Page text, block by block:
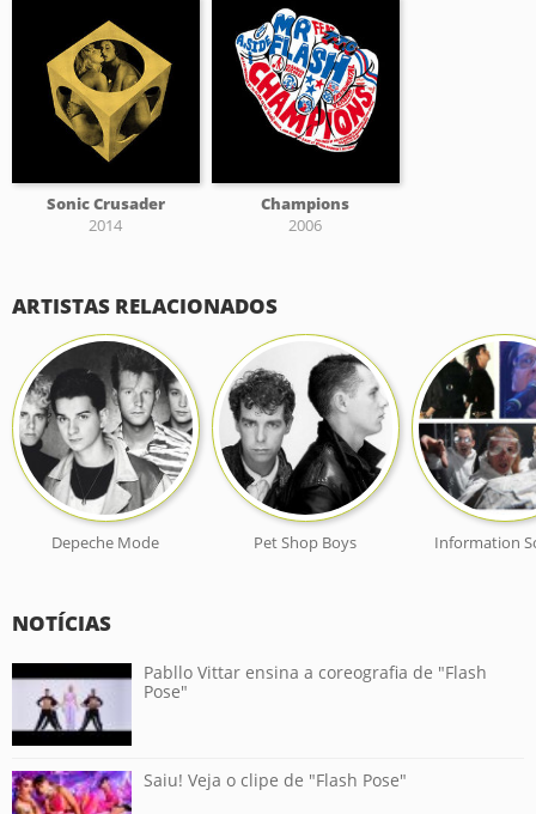
Sonic Crusader
2014
Champions
2006
ARTISTAS RELACIONADOS
Depeche Mode Pet Shop Boys Information
NOTÍCIAS
Pabllo Vittar ensina a coreografia de "Flash
Pose"
Saiu! Veja o clipe de "Flash Pose"